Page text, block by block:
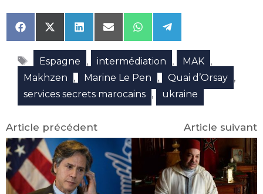
Share
on
Facebook
Share
on
X
(Twitter)
Share
on
LinkedIn
Share
on
Email
Share
on
WhatsApp
Share
on
Telegram
Étiquettes
Espagne , intermédiation , MAK ,
Makhzen , Marine Le Pen , Quai d’Orsay ,
services secrets marocains , ukraine
Article précédent Article suivant